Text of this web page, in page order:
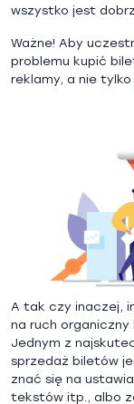
wszystko jest
Ważne! Aby
problemu kupić
reklamy, a nie tylko
A tak czy inaczej,
na ruch
Jednym z
sprzedaż biletów
znać się na
tekstów itp., albo